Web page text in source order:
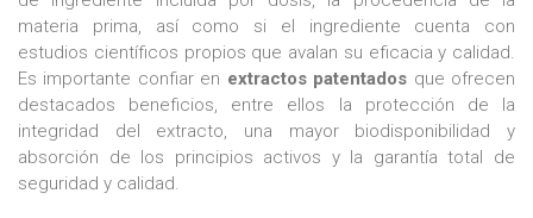
materia prima, así como si el ingrediente cuenta con
estudios científicos propios que avalan su eficacia y calidad.
Es importante confiar en extractos patentados que ofrecen
destacados beneficios, entre ellos la protección de la
integridad del extracto, una mayor biodisponibilidad y
absorción de los principios activos y la garantía total de
seguridad y calidad.